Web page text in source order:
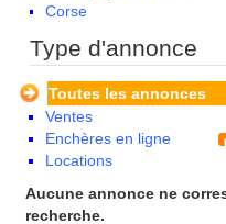
Corse
Guadeloupe
Guyane
Haute Normandie
Ile de France
La Réunion
Languedoc Roussillon
Limousin
Lorraine
Type d'annonce
Toutes les annonces
Ventes
Enchères en ligne
Locations
Aucune annonce ne
recherche.